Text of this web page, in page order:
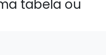
tabela ou